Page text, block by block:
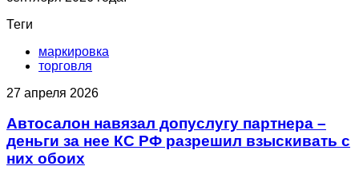
Теги
маркировка
торговля
27 апреля 2026
Автосалон навязал допуслугу партнера –
деньги за нее КС РФ разрешил взыскивать с
них обоих